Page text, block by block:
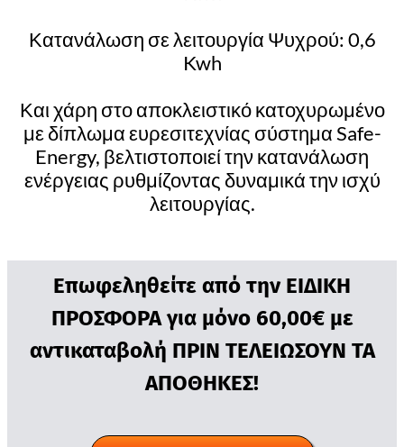
Κατανάλωση σε λειτουργία Ψυχρού: 0,6
Kwh
Και χάρη στο αποκλειστικό κατοχυρωμένο
με δίπλωμα ευρεσιτεχνίας σύστημα Safe-
Energy, βελτιστοποιεί την κατανάλωση
ενέργειας ρυθμίζοντας δυναμικά την ισχύ
λειτουργίας.
Επωφεληθείτε από την ΕΙΔΙΚΗ
ΠΡΟΣΦΟΡΑ για μόνο 60,00€ με
αντικαταβολή ΠΡΙΝ ΤΕΛΕΙΩΣΟΥΝ ΤΑ
ΑΠΟΘΗΚΕΣ!